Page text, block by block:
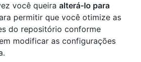
você queira alterá-lo para
permitir que você otimize as
do repositório conforme
modificar as configurações